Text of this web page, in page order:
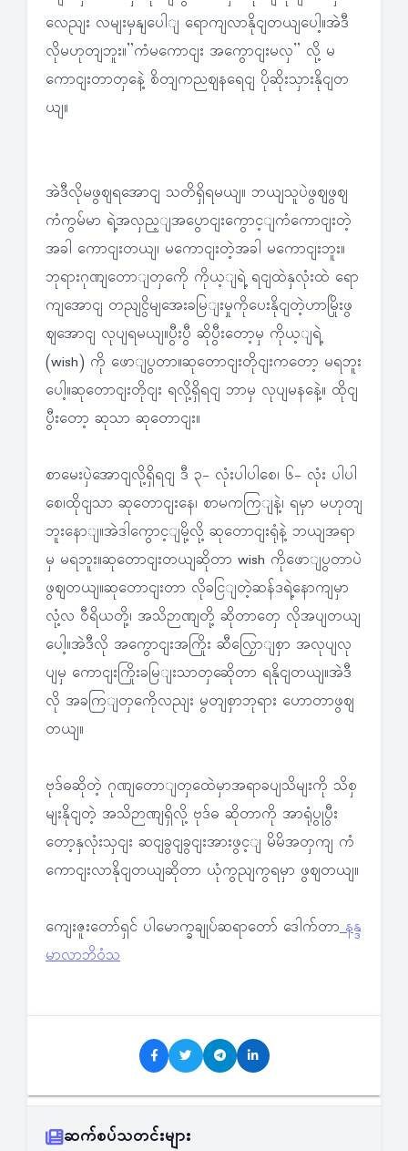
လေညျး လမျးမှနျပေါျ ရောကျလာနိုငျတယျပေါ့။အဲဒီ
လိုမဟုတျဘူး။”ကံမကောငျး အကွောငျးမလှ” လို့ မ
ကောငျးတာတှနေဲ့ စိတျကညဈနရေငျ ပိုဆိုးသှားနိုငျတ
ယျ။
အဲဒီလိုမဖွဈရအောငျ သတိရှိရမယျ။ ဘယျသူပဲဖွဈဖွဈ
ကံကွမ်မာ ရဲ့အလှည့ျအပွောငျးကွောင့ျကံကောငျးတဲ့
အခါ ကောငျးတယျ၊ မကောငျးတဲ့အခါ မကောငျးဘူး။
ဘုရားဂုဏျတောျတှကေို ကိုယ့ျရဲ့ ရငျထဲနှလုံးထဲ ရော
ကျအောငျ တညျငွိမျအေးခမြျးမှုကိုပေးနိုငျတဲ့ဟာမြိုးဖွ
ဈအောငျ လုပျရမယျ။ပွီးပွီ ဆိုပွီးတော့မှ ကိုယ့ျရဲ့
(wish) ကို ဖောျပွတာ။ဆုတောငျးတိုငျးကတော့ မရဘူး
ပေါ့။ဆုတောငျးတိုငျး ရလို့ရှိရငျ ဘာမှ လုပျမနနေဲ့။ ထိုငျ
ပွီးတော့ ဆုသာ ဆုတောငျး။
စာမေးပှဲအောငျလို့ရှိရငျ ဒီ ၃- လုံးပါပါစေ၊ ၆- လုံး ပါပါ
စေ၊ထိုငျသာ ဆုတောငျးနေ၊ စာမကကြျနဲ့၊ ရမှာ မဟုတျ
ဘူးနောျ။အဲဒါကွောင့ျမို့လို့ ဆုတောငျးရုံနဲ့ ဘယျအရာ
မှ မရဘူး။ဆုတောငျးတယျဆိုတာ wish ကိုဖောျပွတာပဲ
ဖွဈတယျ။ဆုတောငျးတာ လိုခငြျတဲ့ဆန်ဒရဲ့နောကျမှာ
လုံ့လ ဝီရိယတို့၊ အသိဉာဏျတို့ ဆိုတာတှေ လိုအပျတယျ
ပေါ့။အဲဒီလို အကွောငျးအကြိုး ဆီလြှောျစှာ အလုပျလု
ပျမှ ကောငျးကြိုးခမြျးသာတှဆေိုတာ ရနိုငျတယျ။အဲဒီ
လို အခကြျတှကေိုလညျး မွတျစှာဘုရား ဟောတာဖွဈ
တယျ။
ဗုဒ်ဓဆိုတဲ့ ဂုဏျတောျတှထေဲမှာအရာခပျသိမျးကို သိစှ
မျးနိုငျတဲ့ အသိဉာဏျရှိလို့ ဗုဒ်ဓ ဆိုတာကို အာရုံပွုပွီး
တော့နှလုံးသှငျး ဆငျခွငျခွငျးအားဖွင့ျ မိမိအတှကျ ကံ
ကောငျးလာနိုငျတယျဆိုတာ ယုံကွညျကွရမှာ ဖွဈတယျ။
ကျေးဇူးတော်ရှင် ပါမောက္ခချုပ်ဆရာတော် ဒေါက်တာ နန္ဒ
မာလာဘိဝံသ
ဆက်စပ်သတင်းများ